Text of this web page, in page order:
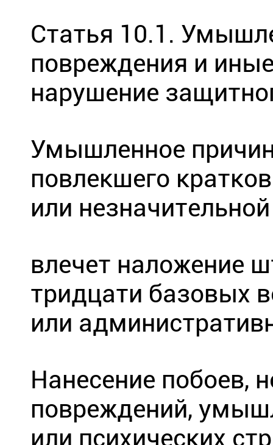
Статья 10.1.
повреждения и
нарушение
Умышленное
повлекшего
или
влечет наложение
тридцати базовых
или
Нанесение побоев,
повреждений,
или психических